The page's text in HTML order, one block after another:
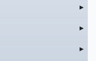
▸
▸
▸